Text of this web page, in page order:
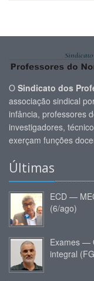
O Sindicato dos
associação sindical
infância, professores
investigadores,
exerçam funções
Últimas
ECD —
(6/ago)
Exames —
integral